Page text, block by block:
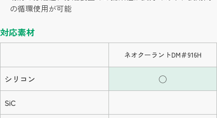
の循環使用が可能
対応素材
ネオクーラントDM＃916H
シリコン ◯
SiC